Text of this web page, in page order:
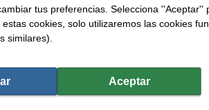
¡Recíbelo el lunes!
de envío duraderas (102 x 59 mm)
tus preferencias. Selecciona ''Aceptar''
cookies, solo utilizaremos las cookies
similares).
Aceptar